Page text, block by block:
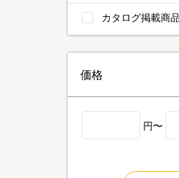
カタログ掲載商品
価格
円〜